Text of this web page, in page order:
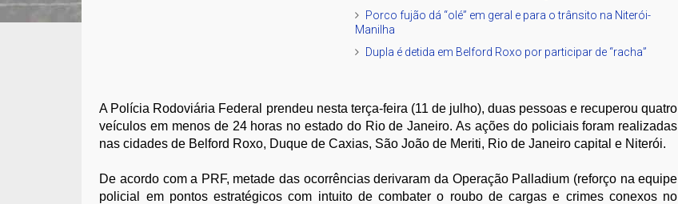
Porco fujão dá “olé” em geral e para o trânsito na Niterói-
Manilha
Dupla é detida em Belford Roxo por participar de “racha”
A Polícia Rodoviária Federal prendeu nesta terça-feira (11 de julho), duas pessoas e recuperou quatro
veículos em menos de 24 horas no estado do Rio de Janeiro. As ações do policiais foram realizadas
nas cidades de Belford Roxo, Duque de Caxias, São João de Meriti, Rio de Janeiro capital e Niterói.
De acordo com a PRF, metade das ocorrências derivaram da Operação Palladium (reforço na equipe
policial em pontos estratégicos com intuito de combater o roubo de cargas e crimes conexos no